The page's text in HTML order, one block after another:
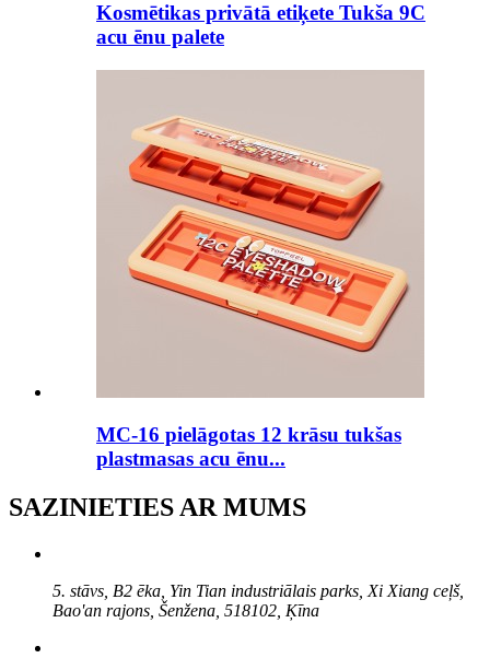
Kosmētikas privātā etiķete Tukša 9C
acu ēnu palete
MC-16 pielāgotas 12 krāsu tukšas
plastmasas acu ēnu...
SAZINIETIES AR MUMS
5. stāvs, B2 ēka, Yin Tian industriālais parks, Xi Xiang ceļš,
Bao'an rajons, Šenžena, 518102, Ķīna